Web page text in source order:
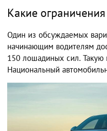
Какие
Один из обсуждаемых
начинающим водителям
150 лошадиных сил.
Национальный